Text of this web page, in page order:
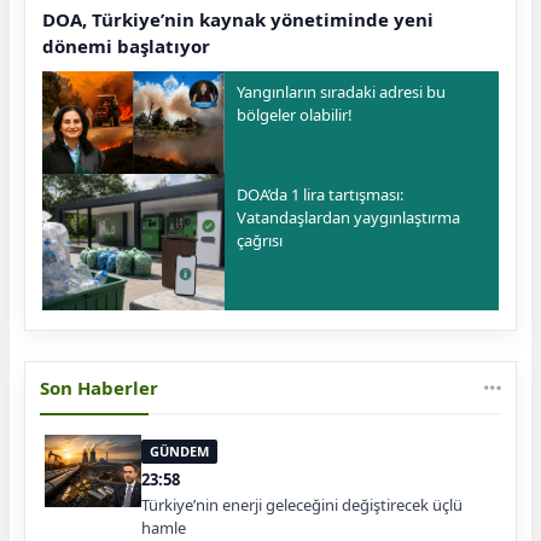
DOA, Türkiye’nin kaynak yönetiminde yeni
dönemi başlatıyor
Yangınların sıradaki adresi bu
bölgeler olabilir!
DOA’da 1 lira tartışması:
Vatandaşlardan yaygınlaştırma
çağrısı
Son Haberler
GÜNDEM
23:58
Türkiye’nin enerji geleceğini değiştirecek üçlü
hamle